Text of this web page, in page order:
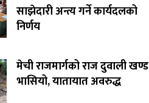
साझेदारी अन्त्य गर्ने कार्यदलको
निर्णय
मेची राजमार्गको राज दुवाली खण्ड
भासियो, यातायात अवरुद्ध